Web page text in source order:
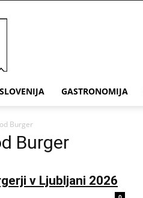
SLOVENIJA GASTRONOMIJA
Burger
Burger
v Ljubljani 2026